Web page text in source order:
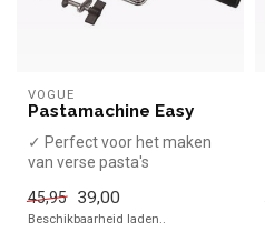
VOGUE
Pastamachine Easy
✓ Perfect voor het maken
van verse pasta's
45,95
39,00
Beschikbaarheid laden..